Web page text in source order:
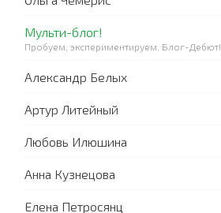
Мульти-блог!
Пробуем, экспериментируем. Блог-Дебют!
Александр Белых
Артур Литейный
Любовь Илюшина
Анна Кузнецова
Елена Петросянц